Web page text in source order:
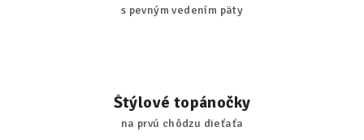
s pevným vedením päty
Štýlové topánočky
na prvú chôdzu dieťaťa